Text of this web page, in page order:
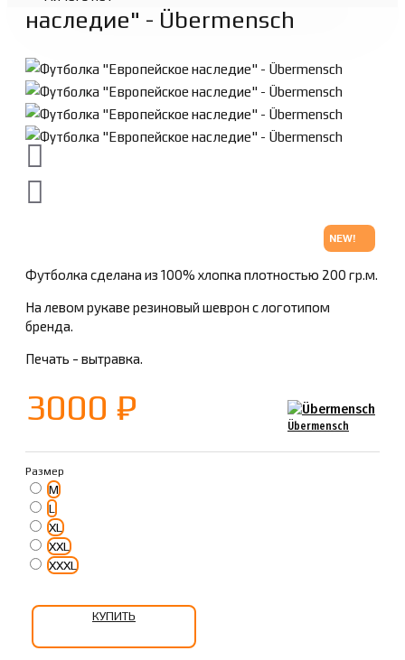
наследие" - Übermensch
NEW!
Футболка сделана из 100% хлопка плотностью 200 гр.м.
На левом рукаве резиновый шеврон с логотипом
бренда.
Печать - вытравка.
3000 ₽ Übermensch
Размер
M
L
XL
XXL
XXXL
КУПИТЬ